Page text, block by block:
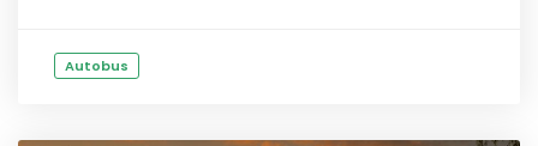
Autobus